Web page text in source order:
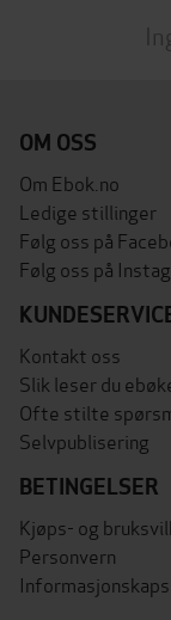
OM OSS
Om Ebok.no
Ledige stillinger
Følg oss på
Følg oss på
Kontakt oss
Slik leser du
Ofte stilte
Selvpublisering
BETINGELSER
Kjøps- og
Personvern